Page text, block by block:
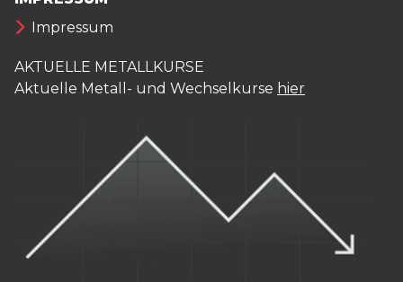
Impressum
AKTUELLE METALLKURSE
Aktuelle Metall- und Wechselkurse hier